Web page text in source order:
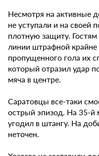
Несмотря на активные
не уступали и на своей
плотную защиту.
линии штрафной
пропущенного гола их
который отразил удар
мяча в центре.
Саратовцы все-таки
острый эпизод. На 35-й
угодил в штангу. На
неточен.